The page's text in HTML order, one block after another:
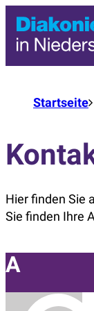
Startseite
Hier finden Sie
Sie finden Ihre
A